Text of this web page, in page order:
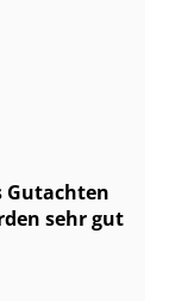
Gutachten
sehr gut